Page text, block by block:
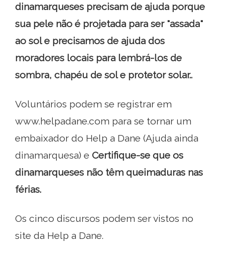
dinamarqueses precisam de ajuda porque
sua pele não é projetada para ser "assada"
ao sol e precisamos de ajuda dos
moradores locais para lembrá-los de
sombra, chapéu de sol e protetor solar..
Voluntários podem se registrar em
www.helpadane.com para se tornar um
embaixador do Help a Dane (Ajuda ainda
dinamarquesa) e Certifique-se que os
dinamarqueses não têm queimaduras nas
férias.
Os cinco discursos podem ser vistos no
site da Help a Dane.